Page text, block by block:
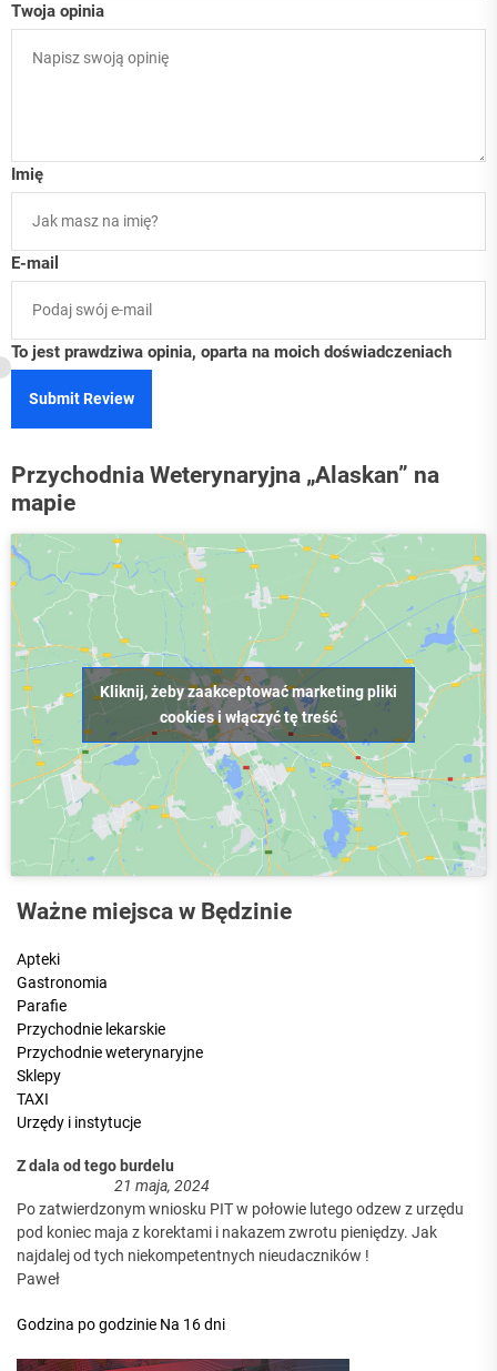
Twoja opinia
Imię
E-mail
To jest prawdziwa opinia, oparta na moich doświadczeniach
Submit Review
Przychodnia Weterynaryjna „Alaskan” na
mapie
Kliknij, żeby zaakceptować marketing pliki
cookies i włączyć tę treść
Ważne miejsca w Będzinie
Apteki
Gastronomia
Parafie
Przychodnie lekarskie
Przychodnie weterynaryjne
Sklepy
TAXI
Urzędy i instytucje
Z dala od tego burdelu
21 maja, 2024
Po zatwierdzonym wniosku PIT w połowie lutego odzew z urzędu
pod koniec maja z korektami i nakazem zwrotu pieniędzy. Jak
najdalej od tych niekompetentnych nieudaczników !
Paweł
Godzina po godzinie Na 16 dni